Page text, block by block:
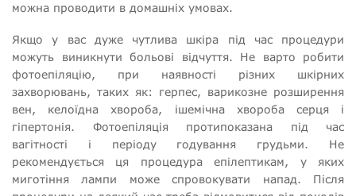
можна проводити в домашніх умовах.
Якщо у вас дуже чутлива шкіра під час процедури
можуть виникнути больові відчуття. Не варто робити
фотоепіляцію, при наявності різних шкірних
захворювань, таких як: герпес, варикозне розширення
вен, келоїдна хвороба, ішемічна хвороба серця і
гіпертонія. Фотоепіляція протипоказана під час
вагітності і періоду годування грудьми. Не
рекомендується ця процедура епілептикам, у яких
миготіння лампи може спровокувати напад. Після